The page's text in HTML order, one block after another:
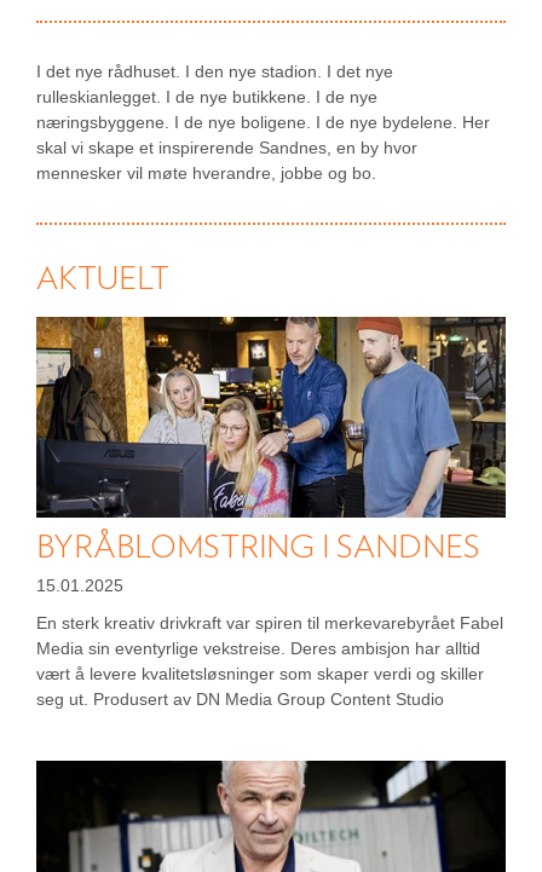
I det nye rådhuset. I den nye stadion. I det nye
rulleskianlegget. I de nye butikkene. I de nye
næringsbyggene. I de nye boligene. I de nye bydelene. Her
skal vi skape et inspirerende Sandnes, en by hvor
mennesker vil møte hverandre, jobbe og bo.
AKTUELT
BYRÅBLOMSTRING I SANDNES
15.01.2025
En sterk kreativ drivkraft var spiren til merkevarebyrået Fabel
Media sin eventyrlige vekstreise. Deres ambisjon har alltid
vært å levere kvalitetsløsninger som skaper verdi og skiller
seg ut. Produsert av DN Media Group Content Studio